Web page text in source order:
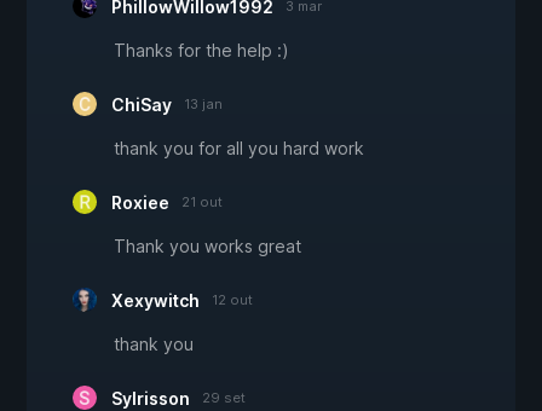
PhillowWillow1992 3 mar
Thanks for the help :)
ChiSay 13 jan
thank you for all you hard work
Roxiee 21 out
Thank you works great
Xexywitch 12 out
thank you
Sylrisson 29 set